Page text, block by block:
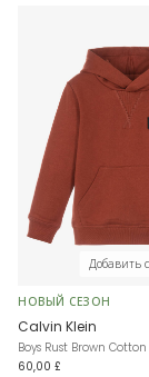
Добавить
НОВЫЙ СЕЗОН
Calvin Klein
Boys Rust Brown
60,00 £